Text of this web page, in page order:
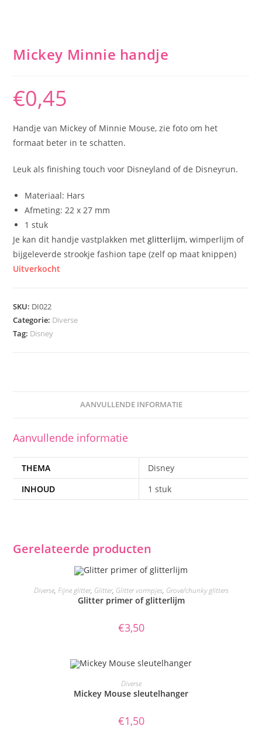
Mickey Minnie handje
€0,45
Handje van Mickey of Minnie Mouse, zie foto om het
formaat beter in te schatten.
Leuk als finishing touch voor Disneyland of de Disneyrun.
Materiaal: Hars
Afmeting: 22 x 27 mm
1 stuk
Je kan dit handje vastplakken met glitterlijm, wimperlijm of
bijgeleverde strookje fashion tape (zelf op maat knippen)
Uitverkocht
SKU: DI022
Categorie: Diverse
Tag: Disney
AANVULLENDE INFORMATIE
Aanvullende informatie
THEMA
Disney
INHOUD
1 stuk
Gerelateerde producten
TOEVOEGEN AAN WINKELWAGEN
Diverse, Fijne glitter, Glitter, Glitter vormpjes, Grove/chunky glitters
Glitter primer of glitterlijm
€3,50
TOEVOEGEN AAN WINKELWAGEN
Diverse
Mickey Mouse sleutelhanger
€1,50